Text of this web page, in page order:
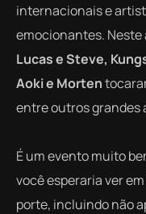
internacionais e
emocionantes. Neste
Lucas e Steve,
Aoki e Morten
entre outros grandes
É um evento muito
você esperaria ver
porte, incluindo não